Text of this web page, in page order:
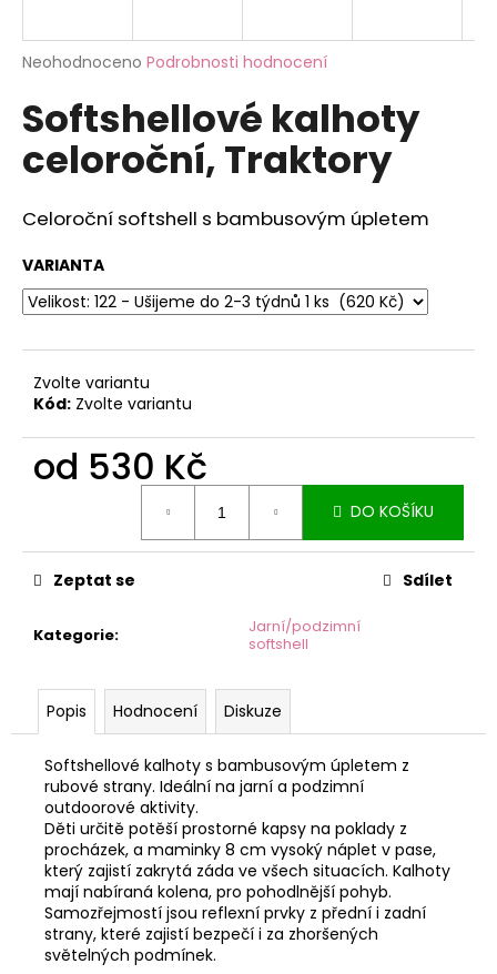
Průměrné
produktu
je
z
hvězdiček.
Neohodnoceno Podrobnosti hodnocení
Softshellové kalhoty
celoroční, Traktory
Celoroční softshell s bambusovým úpletem
VARIANTA
Zvolte variantu
Kód: Zvolte variantu
od 530 Kč
DO KOŠÍKU
Kategorie:
Jarní/podzimní
softshell
Zeptat se Sdílet
Popis Hodnocení Diskuze
Softshellové kalhoty s bambusovým úpletem z
rubové strany. Ideální na jarní a podzimní
outdoorové aktivity.
Děti určitě potěší prostorné kapsy na poklady z
procházek, a maminky 8 cm vysoký náplet v pase,
který zajistí zakrytá záda ve všech situacích. Kalhoty
mají nabíraná kolena, pro pohodlnější pohyb.
Samozřejmostí jsou reflexní prvky z přední i zadní
strany, které zajistí bezpečí i za zhoršených
světelných podmínek.
j
t
?
D
o
p
u
j
e
e